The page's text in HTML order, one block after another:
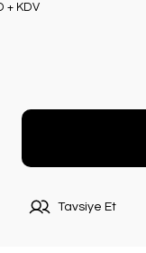
+ KDV
Tavsiye Et